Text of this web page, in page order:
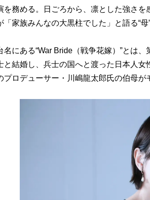
を務める。日ごろから、凛とした強さを
「家族みんなの大黒柱でした」と語る“母
にある“War Bride（戦争花嫁）”とは
と結婚し、兵士の国へと渡った日本人女
プロデューサー・川嶋龍太郎氏の伯母が